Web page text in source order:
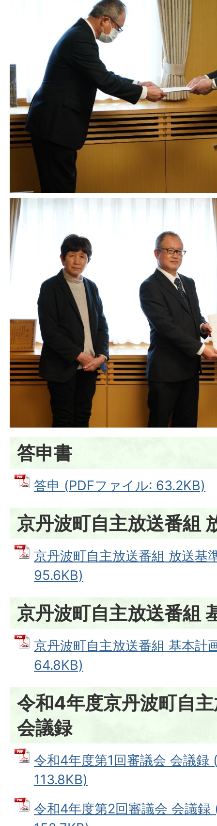
答申書
答申 (PDFファイル: 63.2KB)
京丹波町自主放送番組
京丹波町自主放送番組 放送基
95.6KB)
京丹波町自主放送番組
京丹波町自主放送番組 基本計
64.8KB)
令和4年度京丹波町自
会議録
令和4年度第1回審議会 会議録
113.8KB)
令和4年度第2回審議会 会議録